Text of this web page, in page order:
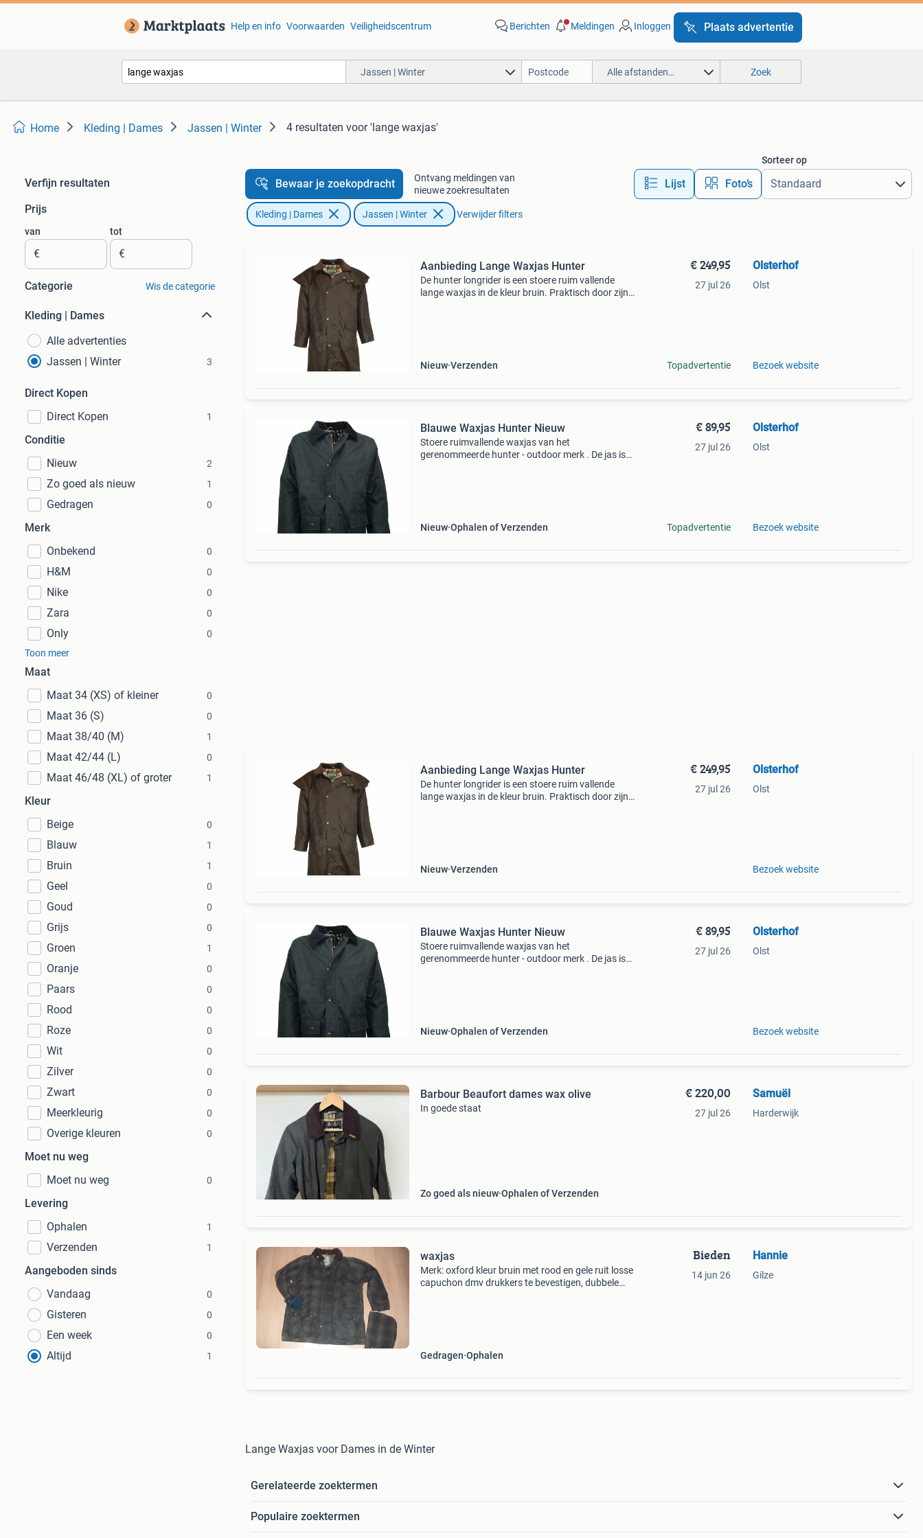
Help en info Voorwaarden Veiligheidscentrum Berichten Meldingen Inloggen Plaats advertentie
Jassen | Winter Alle afstanden… Zoek
Home Kleding | Dames Jassen | Winter 4 resultaten voor 'lange waxjas'
Verfijn resultaten
Prijs
van
€
tot
€
Categorie Wis de categorie
Kleding | Dames
Alle advertenties
Jassen | Winter
3
Direct Kopen
Direct Kopen
1
Conditie
Nieuw
2
Zo goed als nieuw 1
Gedragen 0
Merk
Onbekend
0
H&M 0
Nike 0
Zara 0
Only
0
Toon meer
Maat
Maat 34 (XS) of kleiner
0
Maat 36 (S) 0
Maat 38/40 (M) 1
Maat 42/44 (L) 0
Maat 46/48 (XL) of groter 1
Kleur
Beige
0
Blauw 1
Bruin 1
Geel 0
Goud 0
Grijs 0
Groen 1
Oranje 0
Paars 0
Rood 0
Roze 0
Wit 0
Zilver 0
Zwart 0
Meerkleurig 0
Overige kleuren 0
Moet nu weg
Moet nu weg
0
Levering
Ophalen
1
Verzenden 1
Aangeboden sinds
Vandaag
0
Gisteren 0
Een week 0
Altijd 1
Bewaar je zoekopdracht
Ontvang meldingen van
nieuwe zoekresultaten
Lijst Foto’s
Sorteer op
Kleding | Dames Jassen | Winter Verwijder filters
Aanbieding Lange Waxjas Hunter
De hunter longrider is een stoere ruim vallende
lange waxjas in de kleur bruin. Praktisch door zijn
Nieuw Verzenden
€ 249,95
27 jul 26
Topadvertentie
Olsterhof
Olst
Bezoek website
Blauwe Waxjas Hunter Nieuw
Stoere ruimvallende waxjas van het
gerenommeerde hunter - outdoor merk . De jas is
Nieuw Ophalen of Verzenden
€ 89,95
27 jul 26
Topadvertentie
Olsterhof
Olst
Bezoek website
Aanbieding Lange Waxjas Hunter
De hunter longrider is een stoere ruim vallende
lange waxjas in de kleur bruin. Praktisch door zijn
Nieuw Verzenden
€ 249,95
27 jul 26
Olsterhof
Olst
Bezoek website
Blauwe Waxjas Hunter Nieuw
Stoere ruimvallende waxjas van het
gerenommeerde hunter - outdoor merk . De jas is
Nieuw Ophalen of Verzenden
€ 89,95
27 jul 26
Olsterhof
Olst
Bezoek website
Barbour Beaufort dames wax olive
In goede staat
Zo goed als nieuw Ophalen of Verzenden
€ 220,00
27 jul 26
Samuël
Harderwijk
waxjas
Merk: oxford kleur bruin met rood en gele ruit losse
capuchon dmv drukkers te bevestigen, dubbele
Gedragen Ophalen
Bieden
14 jun 26
Hannie
Gilze
Lange Waxjas voor Dames in de Winter
Gerelateerde zoektermen
Populaire zoektermen